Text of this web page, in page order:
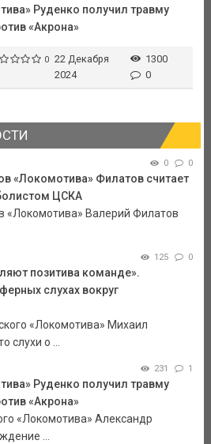
Руденко получил травму
«Акрона»
0 22 Декабря
2024
1300
0
0 0
«Локомотива» Филатов считает
ЦСКА
«Локомотива» Валерий Филатов
125 0
позитива команде».
слухах вокруг
«Локомотива» Михаил
слухи о ...
231 1
Руденко получил травму
«Акрона»
«Локомотива» Александр
...